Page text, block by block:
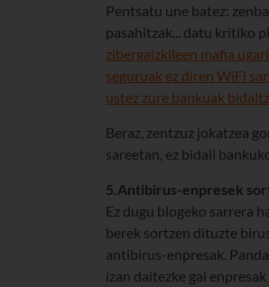
Pentsatu une batez:
pasahitzak... datu kritiko
zibergaizkileen mafia
seguruak ez diren WiFi
ustez zure bankuak
Beraz, zentzuz jokatzea
sareetan, ez bidali
5.Antibirus-enpresek
Ez dugu blogeko sarrera
berek sortzen dituzte
antibirus-enpresak.
izan daitezke gai